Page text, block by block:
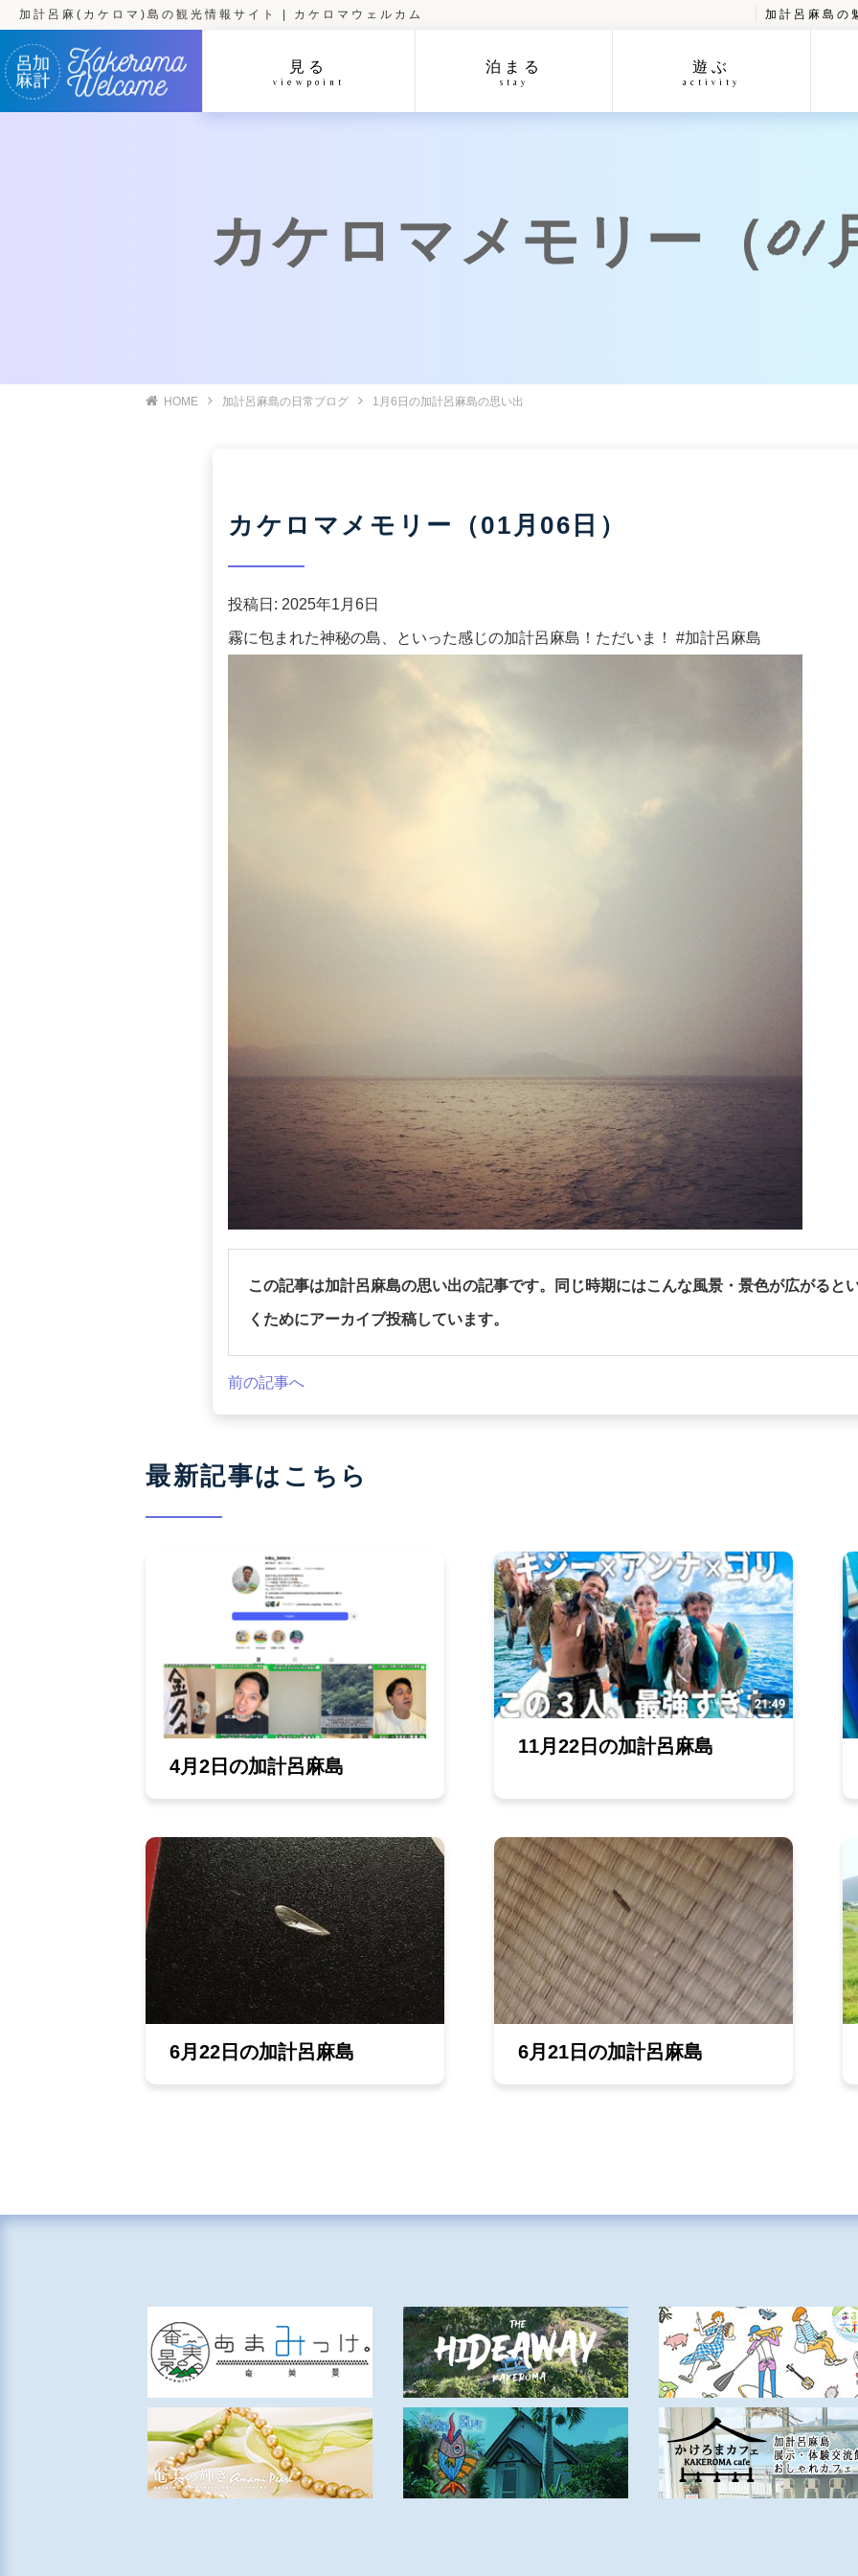
加計呂麻(カケロマ)島の観光情報サイト | カケロマウェルカム 加計呂麻島の
見る
viewpoint
泊まる
stay
遊ぶ
activity
カケロマメモリー（01
HOME 加計呂麻島の日常ブログ 1月6日の加計呂麻島の思い出
カケロマメモリー（01月06日）
投稿日: 2025年1月6日
霧に包まれた神秘の島、といった感じの加計呂麻島！ただいま！ #加計呂麻島
この記事は加計呂麻島の思い出の記事です。同じ時期にはこんな風景・景色が広がると
くためにアーカイブ投稿しています。
前の記事へ
最新記事はこちら
4月2日の加計呂麻島
11月22日の加計呂麻島
6月22日の加計呂麻島 6月21日の加計呂麻島